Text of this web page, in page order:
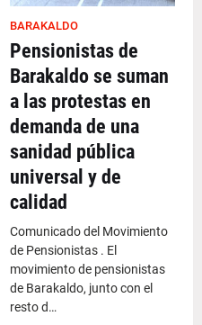
BARAKALDO
Pensionistas de
Barakaldo se suman
a las protestas en
demanda de una
sanidad pública
universal y de
calidad
Comunicado del Movimiento
de Pensionistas . El
movimiento de pensionistas
de Barakaldo, junto con el
resto d…